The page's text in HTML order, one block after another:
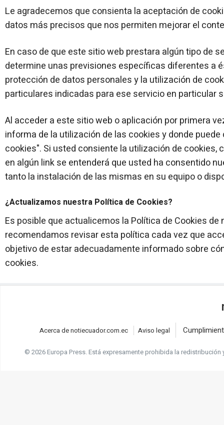
Le agradecemos que consienta la aceptación de
datos más precisos que nos permiten mejorar el
En caso de que este sitio web prestara algún tipo de
determine unas previsiones específicas diferentes a
protección de datos personales y la utilización de
particulares indicadas para ese servicio en particular
Al acceder a este sitio web o aplicación por primera
informa de la utilización de las cookies y donde
cookies". Si usted consiente la utilización de cookies,
en algún link se entenderá que usted ha consentido
tanto la instalación de las mismas en su equipo o
¿Actualizamos nuestra Política de Cookies?
Es posible que actualicemos la Política de Cookies de
recomendamos revisar esta política cada vez que
objetivo de estar adecuadamente informado sobre
cookies.
Acerca de notiecuador.com.ec Aviso legal
© 2026 Europa Press.Está expresamente prohibida la